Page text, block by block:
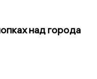
над города